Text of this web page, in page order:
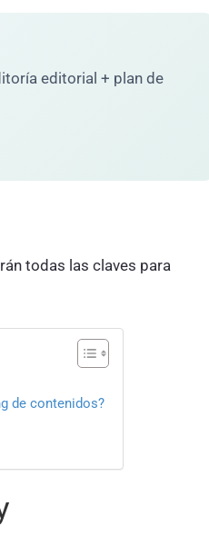
editorial + plan de
todas las claves para
de contenidos?